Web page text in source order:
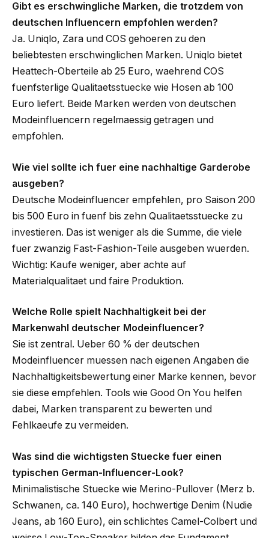
Gibt es erschwingliche Marken, die trotzdem von
deutschen Influencern empfohlen werden?
Ja. Uniqlo, Zara und COS gehoeren zu den
beliebtesten erschwinglichen Marken. Uniqlo bietet
Heattech-Oberteile ab 25 Euro, waehrend COS
fuenfsterlige Qualitaetsstuecke wie Hosen ab 100
Euro liefert. Beide Marken werden von deutschen
Modeinfluencern regelmaessig getragen und
empfohlen.
Wie viel sollte ich fuer eine nachhaltige Garderobe
ausgeben?
Deutsche Modeinfluencer empfehlen, pro Saison 200
bis 500 Euro in fuenf bis zehn Qualitaetsstuecke zu
investieren. Das ist weniger als die Summe, die viele
fuer zwanzig Fast-Fashion-Teile ausgeben wuerden.
Wichtig: Kaufe weniger, aber achte auf
Materialqualitaet und faire Produktion.
Welche Rolle spielt Nachhaltigkeit bei der
Markenwahl deutscher Modeinfluencer?
Sie ist zentral. Ueber 60 % der deutschen
Modeinfluencer muessen nach eigenen Angaben die
Nachhaltigkeitsbewertung einer Marke kennen, bevor
sie diese empfehlen. Tools wie Good On You helfen
dabei, Marken transparent zu bewerten und
Fehlkaeufe zu vermeiden.
Was sind die wichtigsten Stuecke fuer einen
typischen German-Influencer-Look?
Minimalistische Stuecke wie Merino-Pullover (Merz b.
Schwanen, ca. 140 Euro), hochwertige Denim (Nudie
Jeans, ab 160 Euro), ein schlichtes Camel-Colbert und